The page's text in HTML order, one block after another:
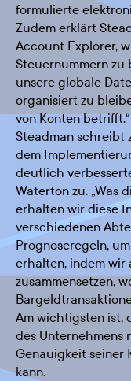
formulierte
Zudem erklärt
Account Explorer,
Steuernummern zu
unsere globale
organisiert zu
von Konten betrifft.“
Steadman schreibt
dem
deutlich
Waterton zu. „Was
erhalten wir diese
verschiedenen
Prognoseregeln,
erhalten, indem wir
zusammensetzen,
Am wichtigsten ist,
des Unternehmens
Genauigkeit seiner
kann.